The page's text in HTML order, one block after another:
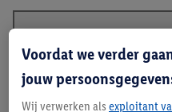
Beschrijving
Voordat we verder
jouw
Wij verwerken als exploitant